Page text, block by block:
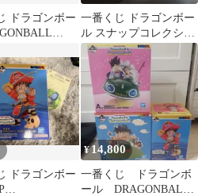
ドラゴンボー 一番くじ ドラゴンボー
ル スナップコレクショ
ン2 B・D賞 フィギュア
セット
ドラゴンボー
¥14,800
一番くじ ドラゴンボ
ール DRAGONBALL